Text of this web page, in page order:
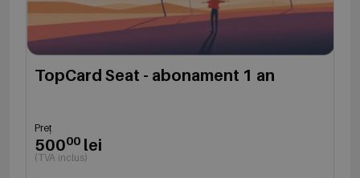
TopCard Seat - abonament 1 an
Preț
50000 lei
(TVA inclus)